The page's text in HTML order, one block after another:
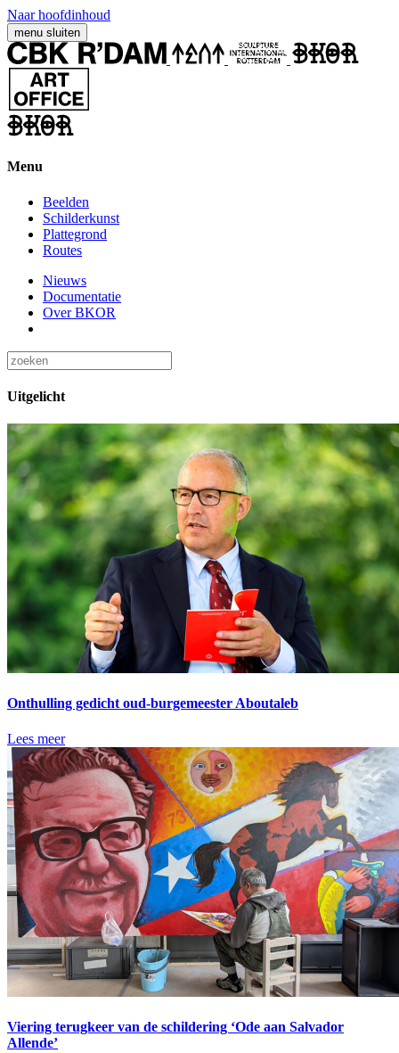
Naar hoofdinhoud
menu sluiten
Menu
Beelden
Schilderkunst
Plattegrond
Routes
Nieuws
Documentatie
Over BKOR
Uitgelicht
Onthulling gedicht oud-burgemeester Aboutaleb
Lees meer
Viering terugkeer van de schildering ‘Ode aan Salvador
Allende’